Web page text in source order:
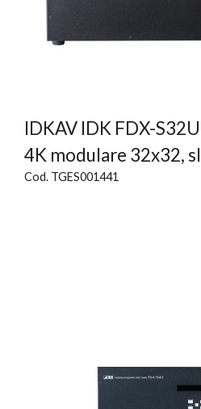
IDKAV IDK FDX-
4K modulare 32x32,
Cod. TGES001441